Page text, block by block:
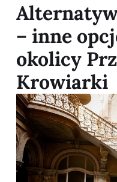
– inne
okolicy
Krowiarki